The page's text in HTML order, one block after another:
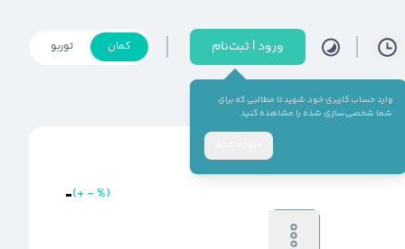
ورود | ثبت‌نام
وارد حساب کاربری خود شوید تا مطالبی که برای
شما شخصی‌سازی شده را مشاهده کنید.
کمان توربو
-(+-%)